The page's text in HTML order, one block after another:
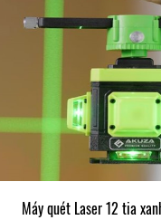
Máy quét Laser 12 tia